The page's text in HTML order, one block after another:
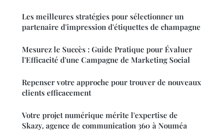
Les meilleures stratégies pour sélectionner un
partenaire d'impression d'étiquettes de champagne
Mesurez le Succès : Guide Pratique pour Évaluer
l'Efficacité d'une Campagne de Marketing Social
Repenser votre approche pour trouver de nouveaux
clients efficacement
Votre projet numérique mérite l'expertise de
Skazy, agence de communication 360 à Nouméa